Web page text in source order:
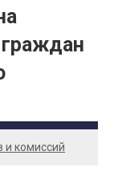
и комиссий